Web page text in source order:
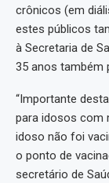
crônicos (em
estes públicos
à Secretaria de
35 anos também
“Importante
para idosos com
idoso não foi
o ponto de
secretário de